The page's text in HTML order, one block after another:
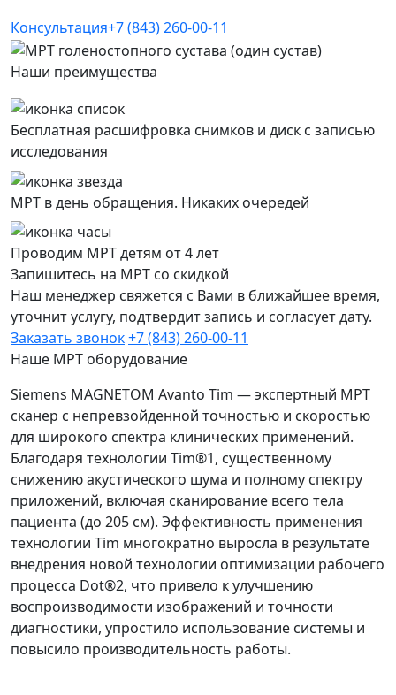
Консультация+7 (843) 260-00-11
Наши преимущества
Бесплатная расшифровка снимков и диск с записью
исследования
МРТ в день обращения. Никаких очередей
Проводим МРТ детям от 4 лет
Запишитесь на МРТ со скидкой
Наш менеджер свяжется с Вами в ближайшее время,
уточнит услугу, подтвердит запись и согласует дату.
Заказать звонок+7 (843) 260-00-11
Наше МРТ оборудование
Siemens MAGNETOM Avanto Tim — экспертный МРТ
сканер с непревзойденной точностью и скоростью
для широкого спектра клинических применений.
Благодаря технологии Tim®1, существенному
снижению акустического шума и полному спектру
приложений, включая сканирование всего тела
пациента (до 205 см). Эффективность применения
технологии Tim многократно выросла в результате
внедрения новой технологии оптимизации рабочего
процесса Dot®2, что привело к улучшению
воспроизводимости изображений и точности
диагностики, упростило использование системы и
повысило производительность работы.